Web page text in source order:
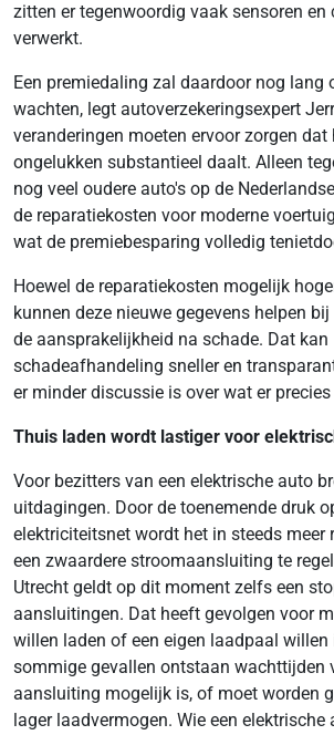
zitten er tegenwoordig vaak sensoren en
verwerkt.
Een premiedaling zal daardoor nog lang
wachten, legt autoverzekeringsexpert
veranderingen moeten ervoor zorgen dat
ongelukken substantieel daalt. Alleen
nog veel oudere auto's op de
de reparatiekosten voor moderne
wat de premiebesparing volledig
Hoewel de reparatiekosten mogelijk
kunnen deze nieuwe gegevens helpen
de aansprakelijkheid na schade. Dat kan
schadeafhandeling sneller en
er minder discussie is over wat er
Thuis laden wordt lastiger voor
Voor bezitters van een elektrische auto
uitdagingen. Door de toenemende druk
elektriciteitsnet wordt het in steeds meer
een zwaardere stroomaansluiting te
Utrecht geldt op dit moment zelfs een
aansluitingen. Dat heeft gevolgen voor
willen laden of een eigen laadpaal willen
sommige gevallen ontstaan wachttijden
aansluiting mogelijk is, of moet worden
lager laadvermogen. Wie een elektrische